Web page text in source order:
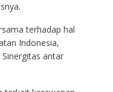
terhadap hal
Indonesia,
antar